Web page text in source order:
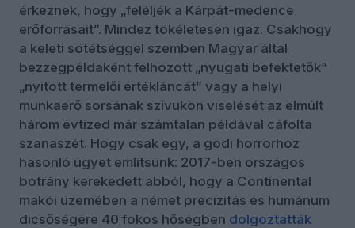
érkeznek, hogy „feléljék a Kárpát-medence
erőforrásait”. Mindez tökéletesen igaz. Csakhogy
a keleti sötétséggel szemben Magyar által
bezzegpéldaként felhozott „nyugati befektetők”
„nyitott termelői értékláncát” vagy a helyi
munkaerő sorsának szívükön viselését az elmúlt
három évtized már számtalan példával cáfolta
szanaszét. Hogy csak egy, a gödi horrorhoz
hasonló ügyet említsünk: 2017-ben országos
botrány kerekedett abból, hogy a Continental
makói üzemében a német precizitás és humánum
dicsőségére 40 fokos hőségben dolgoztatták